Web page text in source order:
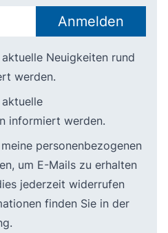
Anmelden
Neuigkeiten rund
werden.
informiert werden.
personenbezogenen
um E-Mails zu erhalten
jederzeit widerrufen
finden Sie in der
.